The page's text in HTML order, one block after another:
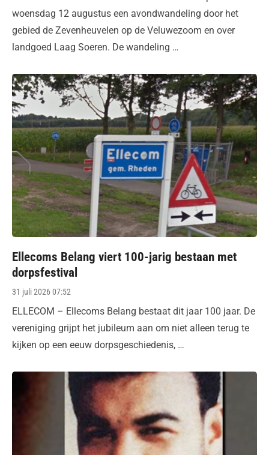
woensdag 12 augustus een avondwandeling door het
gebied de Zevenheuvelen op de Veluwezoom en over
landgoed Laag Soeren. De wandeling …
Ellecoms Belang viert 100-jarig bestaan met
dorpsfestival
Posted
31 juli 2026 07:52
ELLECOM – Ellecoms Belang bestaat dit jaar 100 jaar. De
vereniging grijpt het jubileum aan om niet alleen terug te
kijken op een eeuw dorpsgeschiedenis, …